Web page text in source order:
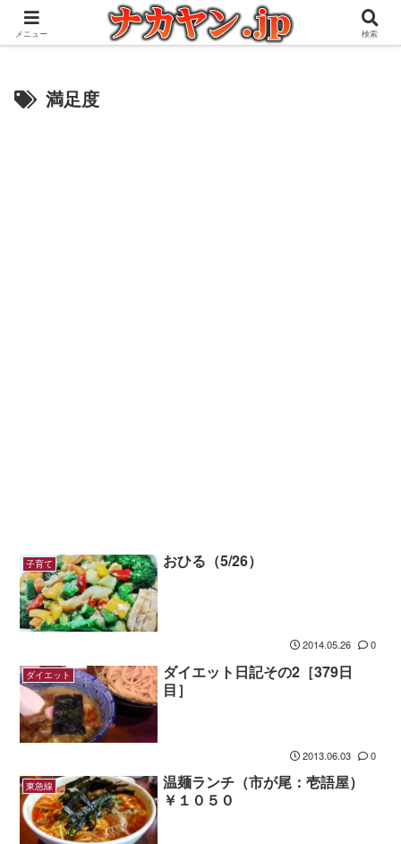
アウトドアとガジェット好きな管理人の愉快な日々を綴るブログ
満足度
子育て おひる（5/26）
2014.05.26 0
ダイエット
ダイエット日記その2［379日
目］
2013.06.03 0
東急線
温麺ランチ（市が尾：壱語屋）
￥１０５０
メニュー 検索